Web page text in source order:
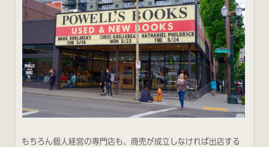
もちろん個人経営の専門店も、商売が成立しなければ出店する